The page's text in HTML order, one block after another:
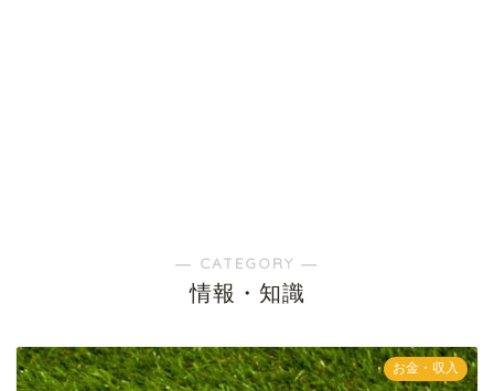
― CATEGORY ―
情報・知識
お金・収入